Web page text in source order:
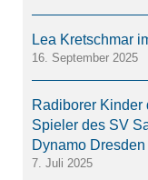
Lea Kretschmar
16. September 2025
Radiborer Kinder
Spieler des SV
Dynamo Dresden
7. Juli 2025